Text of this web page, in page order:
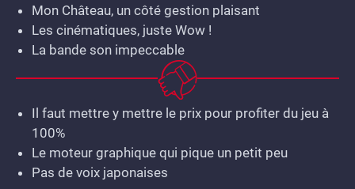
Mon Château, un côté gestion plaisant
Les cinématiques, juste Wow !
La bande son impeccable
Il faut mettre y mettre le prix pour profiter du jeu à
100%
Le moteur graphique qui pique un petit peu
Pas de voix japonaises